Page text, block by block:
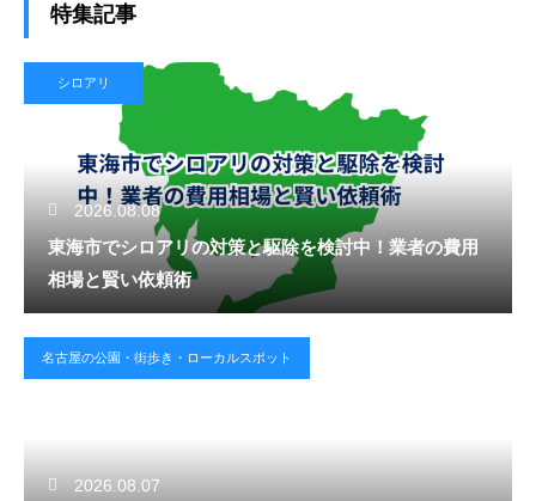
特集記事
シロアリ
2026.08.08
東海市でシロアリの対策と駆除を検討中！業者の費用
相場と賢い依頼術
名古屋の公園・街歩き・ローカルスポット
2026.08.07